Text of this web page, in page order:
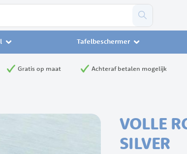
Tafelbeschermer
Gratis op maat Achteraf betalen mogelijk
VOLLE
SILVER